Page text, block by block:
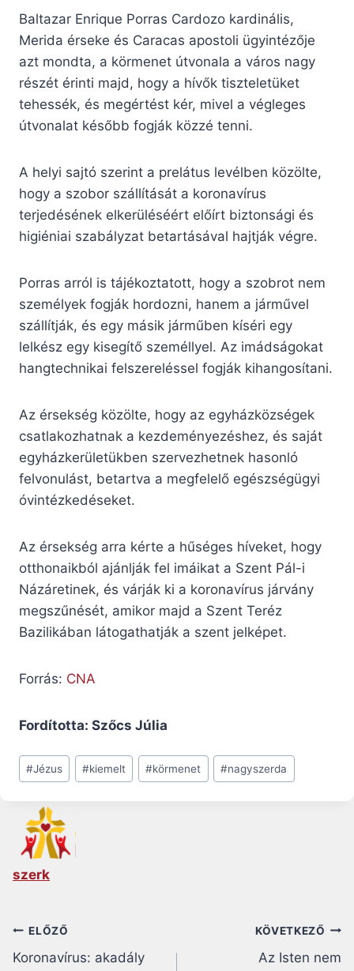
Baltazar Enrique Porras Cardozo kardinális,
Merida érseke és Caracas apostoli ügyintézője
azt mondta, a körmenet útvonala a város nagy
részét érinti majd, hogy a hívők tiszteletüket
tehessék, és megértést kér, mivel a végleges
útvonalat később fogják közzé tenni.
A helyi sajtó szerint a prelátus levélben közölte,
hogy a szobor szállítását a koronavírus
terjedésének elkerüléséért előírt biztonsági és
higiéniai szabályzat betartásával hajtják végre.
Porras arról is tájékoztatott, hogy a szobrot nem
személyek fogják hordozni, hanem a járművel
szállítják, és egy másik járműben kíséri egy
lelkész egy kisegítő személlyel. Az imádságokat
hangtechnikai felszereléssel fogják kihangosítani.
Az érsekség közölte, hogy az egyházközségek
csatlakozhatnak a kezdeményezéshez, és saját
egyházkerületükben szervezhetnek hasonló
felvonulást, betartva a megfelelő egészségügyi
óvintézkedéseket.
Az érsekség arra kérte a hűséges híveket, hogy
otthonaikból ajánlják fel imáikat a Szent Pál-i
Názáretinek, és várják ki a koronavírus járvány
megszűnését, amikor majd a Szent Teréz
Bazilikában látogathatják a szent jelképet.
Forrás: CNA
Fordította: Szőcs Júlia
Post
Tags:
#Jézus #kiemelt #körmenet #nagyszerda
szerk
Bejegyzés
ELŐZŐ
Koronavírus: akadály
KÖVETKEZŐ
Az Isten nem